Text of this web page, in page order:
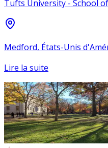
Tufts University - School
Medford, États-Unis
Lire la suite